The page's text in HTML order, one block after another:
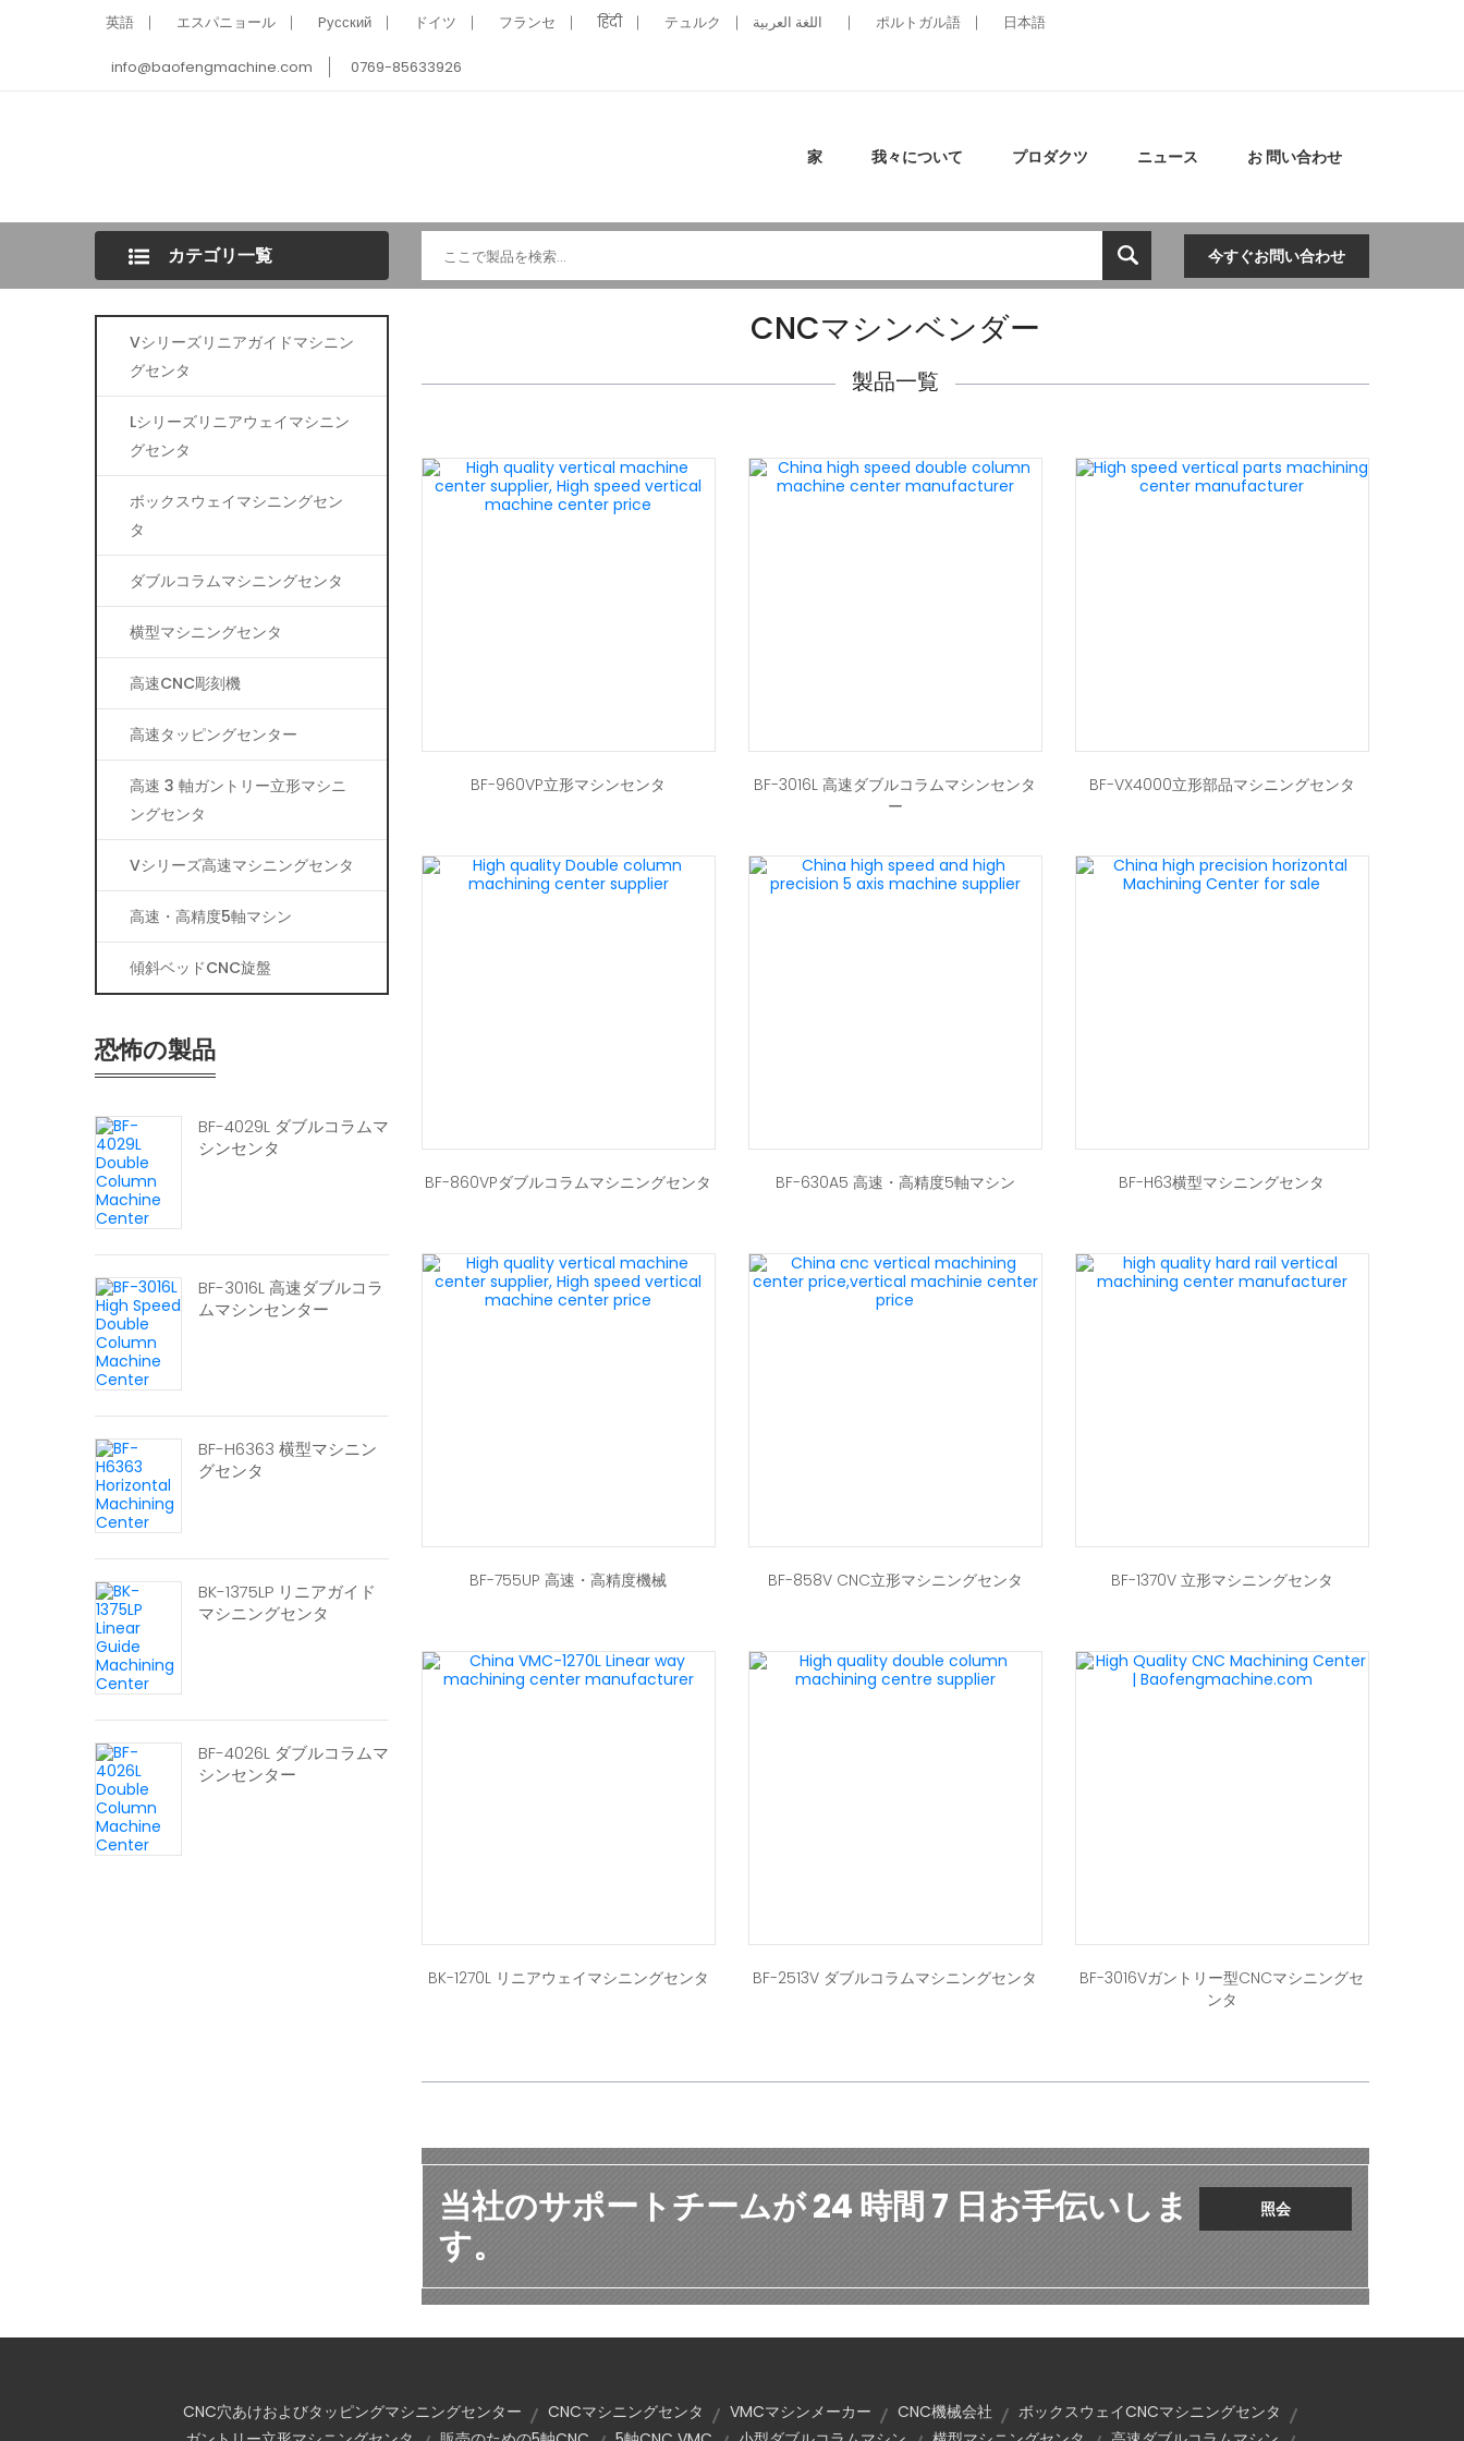
英語 エスパニョール Pусский ドイツ フランセ हिंदी テュルク اللغة العربية ポルトガル語 日本語
info@baofengmachine.com 0769-85633926
家 我々について プロダクツ ニュース お 問い合わせ
カテゴリ一覧 今すぐお問い合わせ
Vシリーズリニアガイドマシニン
グセンタ
Lシリーズリニアウェイマシニン
グセンタ
ボックスウェイマシニングセン
タ
ダブルコラムマシニングセンタ
横型マシニングセンタ
高速CNC彫刻機
高速タッピングセンター
高速 3 軸ガントリー立形マシニ
ングセンタ
Vシリーズ高速マシニングセンタ
高速・高精度5軸マシン
傾斜ベッドCNC旋盤
恐怖の製品
BF-4029L ダブルコラムマ
シンセンタ
BF-3016L 高速ダブルコラ
ムマシンセンター
BF-H6363 横型マシニン
グセンタ
BK-1375LP リニアガイド
マシニングセンタ
BF-4026L ダブルコラムマ
シンセンター
CNCマシンベンダー
製品一覧
BF-960VP立形マシンセンタ
BF-3016L 高速ダブルコラムマシンセンタ
ー
BF-VX4000立形部品マシニングセンタ
BF-860VPダブルコラムマシニングセンタ BF-630A5 高速・高精度5軸マシン BF-H63横型マシニングセンタ
BF-755UP 高速・高精度機械 BF-858V CNC立形マシニングセンタ BF-1370V 立形マシニングセンタ
BK-1270L リニアウェイマシニングセンタ BF-2513V ダブルコラムマシニングセンタ
BF-3016Vガントリー型CNCマシニングセ
ンタ
当社のサポートチームが 24 時間 7 日お手伝いしま
す。
照会
CNC穴あけおよびタッピングマシニングセンター CNCマシニングセンタ VMCマシンメーカー CNC機械会社
ボックスウェイCNCマシニングセンタ